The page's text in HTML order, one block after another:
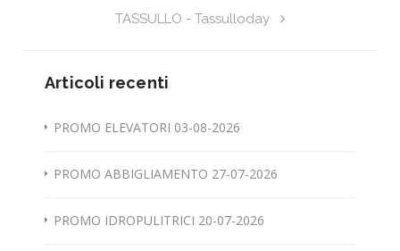
TASSULLO - Tassulloday
Articoli recenti
PROMO ELEVATORI 03-08-2026
PROMO ABBIGLIAMENTO 27-07-2026
PROMO IDROPULITRICI 20-07-2026